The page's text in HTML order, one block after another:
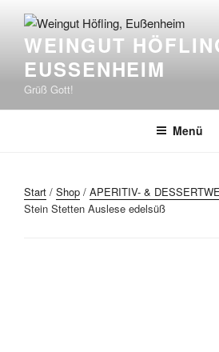
Inhalt
springenWEINGUT
EUSSENHEIM
Grüß Gott!
Menü
Start / Shop / APERITIV- &
Stein Stetten Auslese edelsüß